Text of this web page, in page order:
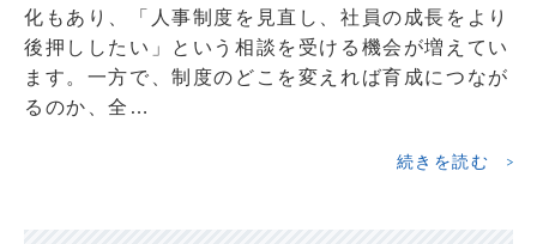
化もあり、「人事制度を見直し、社員の成長をより
後押ししたい」という相談を受ける機会が増えてい
ます。一方で、制度のどこを変えれば育成につなが
るのか、全…
続きを読む